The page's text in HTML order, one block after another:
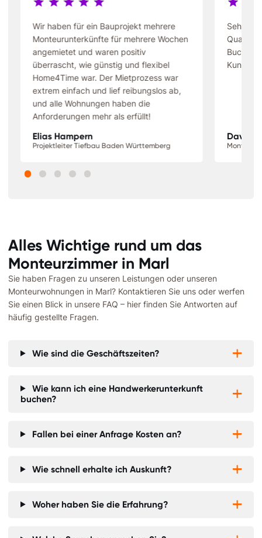
Wir haben für ein Bauprojekt mehrere
Monteurunterkünfte für mehrere Wochen
angemietet und waren positiv
überrascht, wie günstig und flexibel
Home4Time war. Der Mietprozess war
extrem einfach und lief reibungslos ab,
und alle Wohnungen haben die
Anforderungen mehr als erfüllt!
Elias Hampern
Projektleiter Tiefbau Baden Württemberg
Sehr
Qualität
David
Monteur
Alles Wichtige rund um das
Monteurzimmer in Marl
Sie haben Fragen zu unseren Leistungen oder unseren
Monteurwohnungen in Marl? Kontaktieren Sie uns oder werfen
Sie einen Blick in unsere FAQ – hier finden Sie Antworten auf
häufig gestellte Fragen.
Wie sind die Geschäftszeiten? 

Wie kann ich eine Handwerkerunterkunft
buchen?


Fallen bei einer Anfrage Kosten an? 

Wie schnell erhalte ich Auskunft? 

Woher haben Sie die Erfahrung? 
